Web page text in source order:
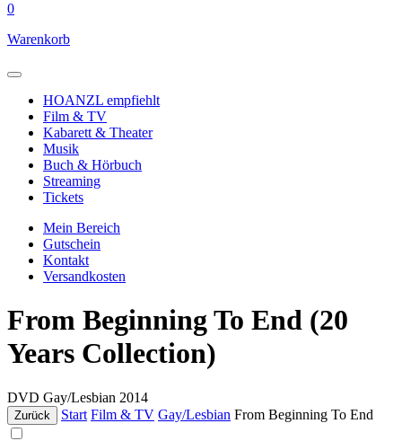
0
Warenkorb
HOANZL empfiehlt
Film & TV
Kabarett & Theater
Musik
Buch & Hörbuch
Streaming
Tickets
Mein Bereich
Gutschein
Kontakt
Versandkosten
From Beginning To End (20
Years Collection)
DVD Gay/Lesbian 2014
Zurück Start Film & TV Gay/Lesbian From Beginning To End